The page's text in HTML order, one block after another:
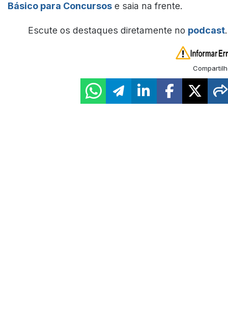
Básico para Concursos e saia na frente.
Escute os destaques diretamente no podcast.